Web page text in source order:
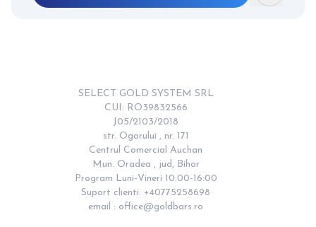
SELECT GOLD SYSTEM SRL
CUI: RO39832566
J05/2103/2018
str. Ogorului , nr. 171
Centrul Comercial Auchan
Mun. Oradea , jud, Bihor
Program Luni-Vineri 10:00-16:00
Suport clienti: +40775258698
email : office@goldbars.ro